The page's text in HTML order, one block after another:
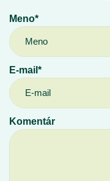
Meno*
E-mail*
Komentár